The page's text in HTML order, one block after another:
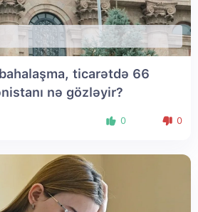
ticarətdə 66
nə gözləyir?
0 0